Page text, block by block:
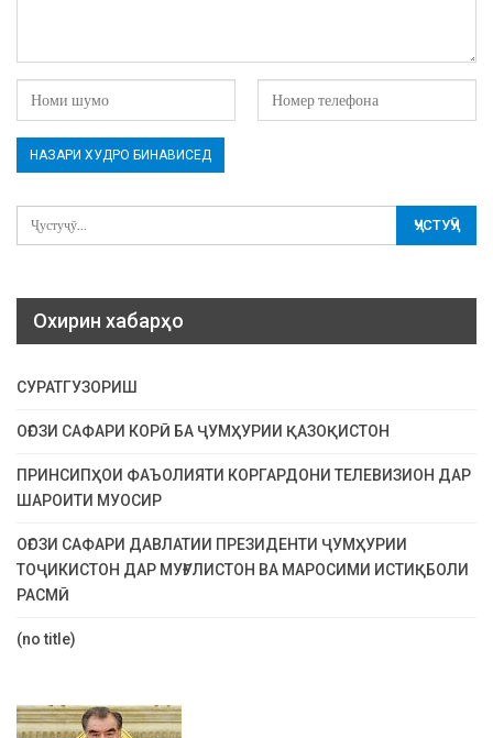
Охирин хабарҳо
СУРАТГУЗОРИШ
ОҒОЗИ САФАРИ КОРӢ БА ҶУМҲУРИИ ҚАЗОҚИСТОН
ПРИНСИПҲОИ ФАЪОЛИЯТИ КОРГАРДОНИ ТЕЛЕВИЗИОН ДАР
ШАРОИТИ МУОСИР
ОҒОЗИ САФАРИ ДАВЛАТИИ ПРЕЗИДЕНТИ ҶУМҲУРИИ
ТОҶИКИСТОН ДАР МУҒУЛИСТОН ВА МАРОСИМИ ИСТИҚБОЛИ
РАСМӢ
(no title)